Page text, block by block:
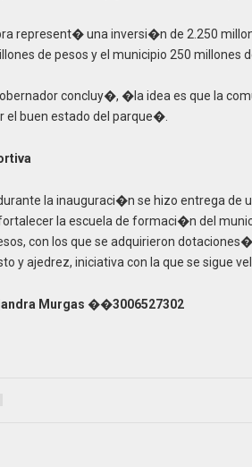
represent� una inversi�n de 2.250
de pesos y el municipio 250 millones
concluy�, �la idea es que la
el buen estado del parque�.
la inauguraci�n se hizo entrega
la escuela de formaci�n del
con los que se adquirieron
y ajedrez, iniciativa con la que se sigue
Murgas ��3006527302